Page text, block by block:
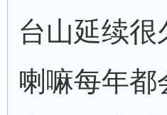
台山延续
喇嘛每年都